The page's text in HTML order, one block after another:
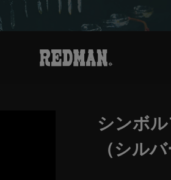
シンボ
（シルバ